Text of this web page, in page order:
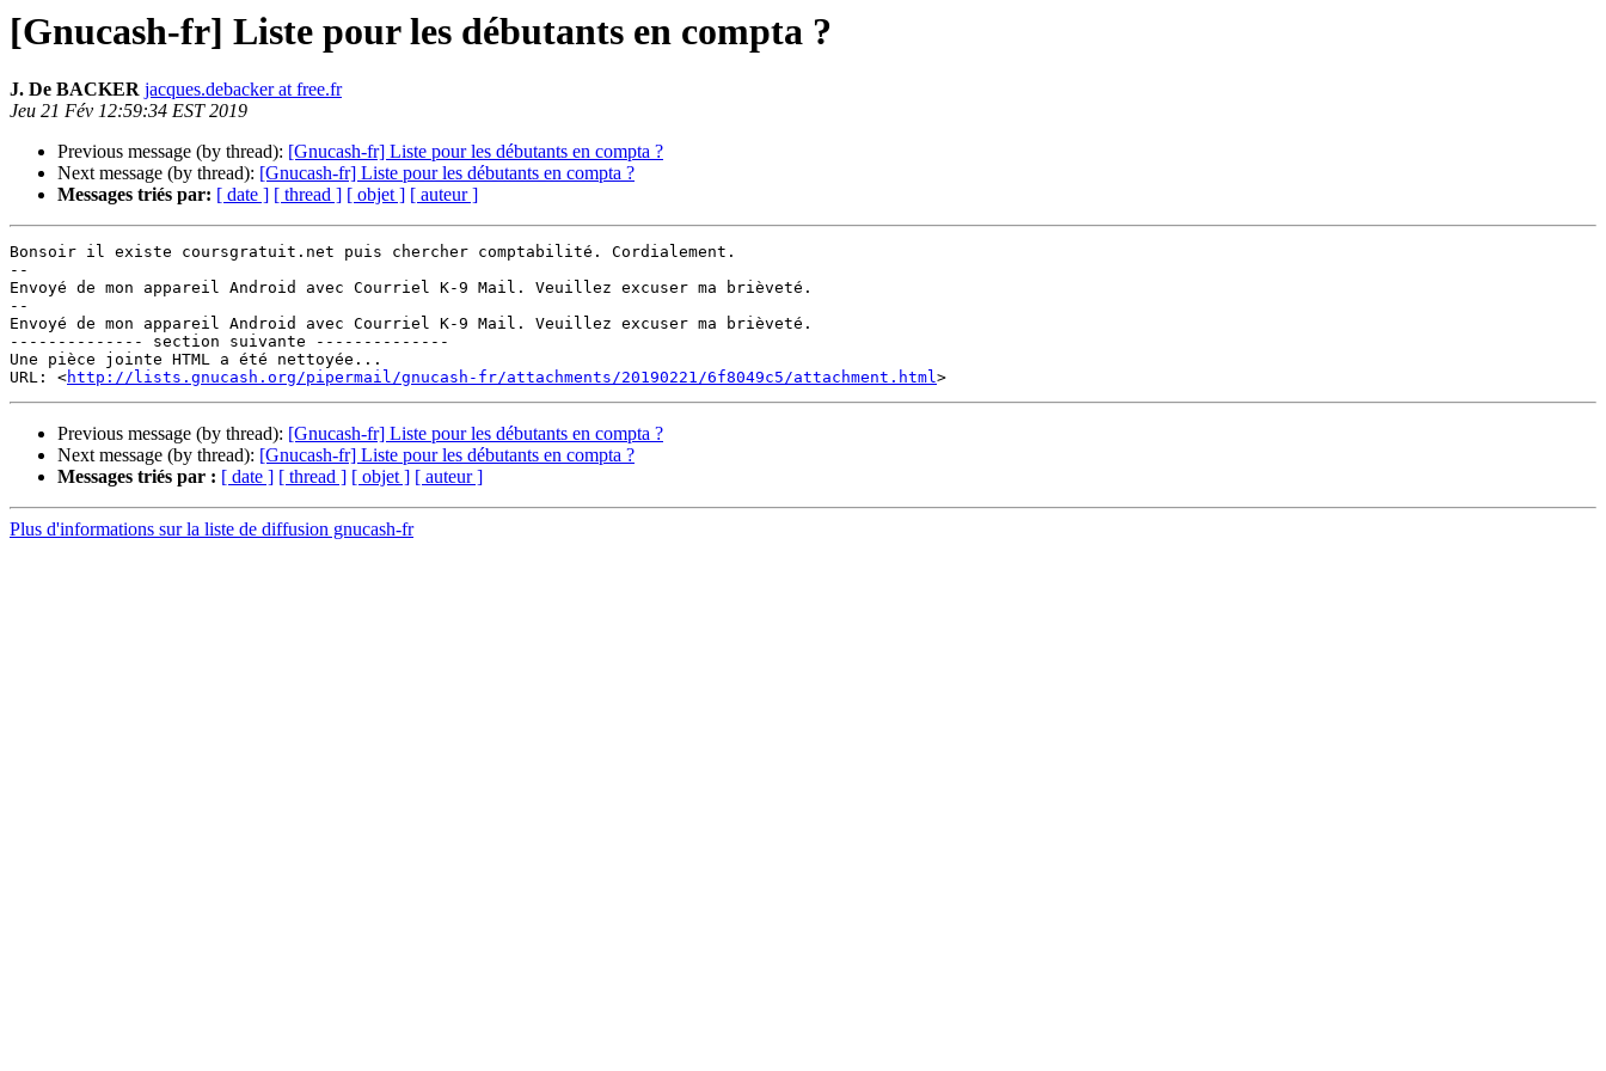
[Gnucash-fr] Liste pour les débutants en compta ?
J. De BACKER jacques.debacker at free.fr
Jeu 21 Fév 12:59:34 EST 2019
Previous message (by thread): [Gnucash-fr] Liste pour les débutants en compta ?
Next message (by thread): [Gnucash-fr] Liste pour les débutants en compta ?
Messages triés par: [ date ] [ thread ] [ objet ] [ auteur ]
Bonsoir il existe coursgratuit.net puis chercher comptabilité. Cordialement.
--
Envoyé de mon appareil Android avec Courriel K-9 Mail. Veuillez excuser ma brièveté.
--
Envoyé de mon appareil Android avec Courriel K-9 Mail. Veuillez excuser ma brièveté.
-------------- section suivante --------------
Une pièce jointe HTML a été nettoyée...
URL: <http://lists.gnucash.org/pipermail/gnucash-fr/attachments/20190221/6f8049c5/attachment.html
Previous message (by thread): [Gnucash-fr] Liste pour les débutants en compta ?
Next message (by thread): [Gnucash-fr] Liste pour les débutants en compta ?
Messages triés par : [ date ] [ thread ] [ objet ] [ auteur ]
Plus d'informations sur la liste de diffusion gnucash-fr